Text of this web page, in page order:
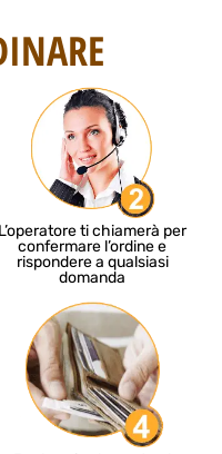
L’operatore ti chiamerà per
confermare l’ordine e
rispondere a qualsiasi
domanda